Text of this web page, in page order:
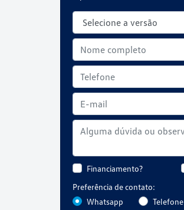
Financiamento?
Preferência de contato:
Whatsapp
Telefone